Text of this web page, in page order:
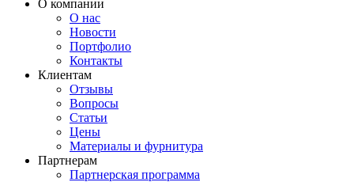
О компании
О нас
Новости
Портфолио
Контакты
Клиентам
Отзывы
Вопросы
Статьи
Цены
Материалы и фурнитура
Партнерам
Партнерская программа